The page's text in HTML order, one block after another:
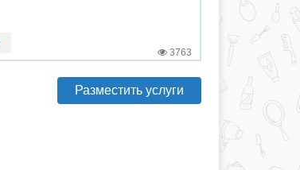
3763
Разместить услуги